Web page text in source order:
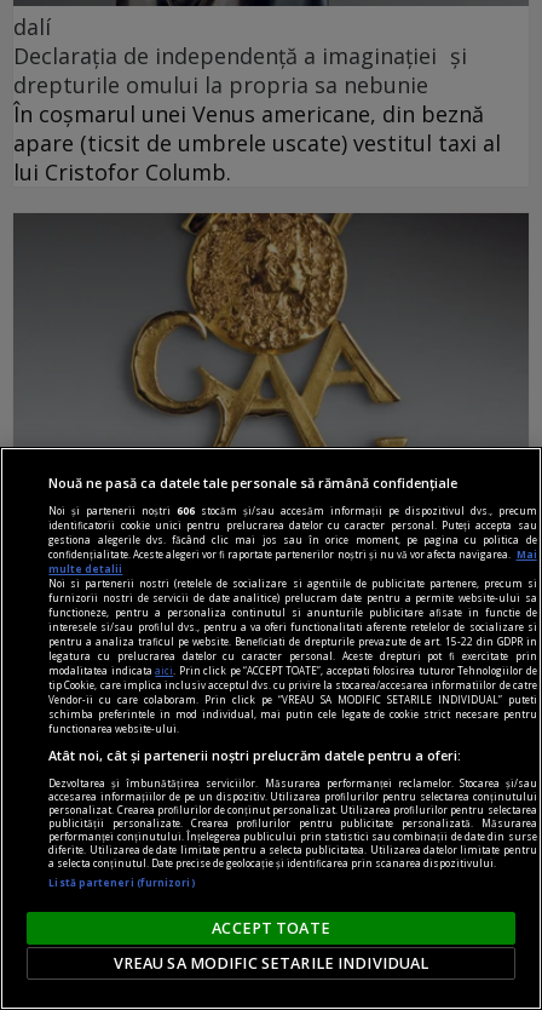
dalí
Declarația de independență a imaginației și
drepturile omului la propria sa nebunie
În coșmarul unei Venus americane, din beznă
apare (ticsit de umbrele uscate) vestitul taxi al
lui Cristofor Columb.
dalí
Gala
Numai Gala și Dalí sînt deghizați într‑o mitologie
deja indestructibilă.
dalí
Nouă ne pasă ca datele tale personale să rămână confidențiale
Noi și partenerii noștri606 stocăm și/sau accesăm informații pe dispozitivul dvs., precum
identificatorii cookie unici pentru prelucrarea datelor cu caracter personal. Puteți accepta sau
gestiona alegerile dvs. făcând clic mai jos sau în orice moment, pe pagina cu politica de
confidențialitate. Aceste alegeri vor fi raportate partenerilor noștri și nu vă vor afecta navigarea.
Mai
multe detalii
Noi si partenerii nostri (retelele de socializare si agentiile de publicitate partenere, precum si
furnizorii nostri de servicii de date analitice) prelucram date pentru a permite website-ului sa
functioneze, pentru a personaliza continutul si anunturile publicitare afisate in functie de
interesele si/sau profilul dvs., pentru a va oferi functionalitati aferente retelelor de socializare si
pentru a analiza traficul pe website. Beneficiati de drepturile prevazute de art. 15-22 din GDPR in
legatura cu prelucrarea datelor cu caracter personal. Aceste drepturi pot fi exercitate prin
modalitatea indicataaici
. Prin click pe “ACCEPT TOATE”, acceptati folosirea tuturor Tehnologiilor de
tip Cookie, care implica inclusiv acceptul dvs. cu privire la stocarea/accesarea informatiilor de catre
Vendor-ii cu care colaboram. Prin click pe “VREAU SA MODIFIC SETARILE INDIVIDUAL” puteti
schimba preferintele in mod individual, mai putin cele legate de cookie strict necesare pentru
functionarea website-ului.
Atât noi, cât și partenerii noștri prelucrăm datele pentru a oferi:
Dezvoltarea și îmbunătățirea serviciilor. Măsurarea performanței reclamelor. Stocarea și/sau
accesarea informațiilor de pe un dispozitiv. Utilizarea profilurilor pentru selectarea conținutului
personalizat. Crearea profilurilor de conținut personalizat. Utilizarea profilurilor pentru selectarea
publicității personalizate. Crearea profilurilor pentru publicitate personalizată. Măsurarea
performanței conținutului. Înțelegerea publicului prin statistici sau combinații de date din surse
diferite. Utilizarea de date limitate pentru a selecta publicitatea. Utilizarea datelor limitate pentru
a selecta conținutul. Date precise de geolocație și identificarea prin scanarea dispozitivului.
Listă parteneri (furnizori)
ACCEPT TOATE
VREAU SA MODIFIC SETARILE INDIVIDUAL